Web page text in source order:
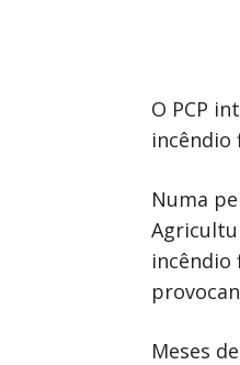
O PCP
incêndio
Numa
incêndio
Meses